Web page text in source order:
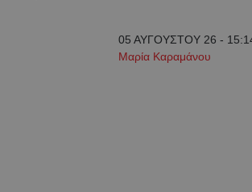
05 ΑΥΓΟΥΣΤΟΥ 26 -
Μαρία Καραμάνου